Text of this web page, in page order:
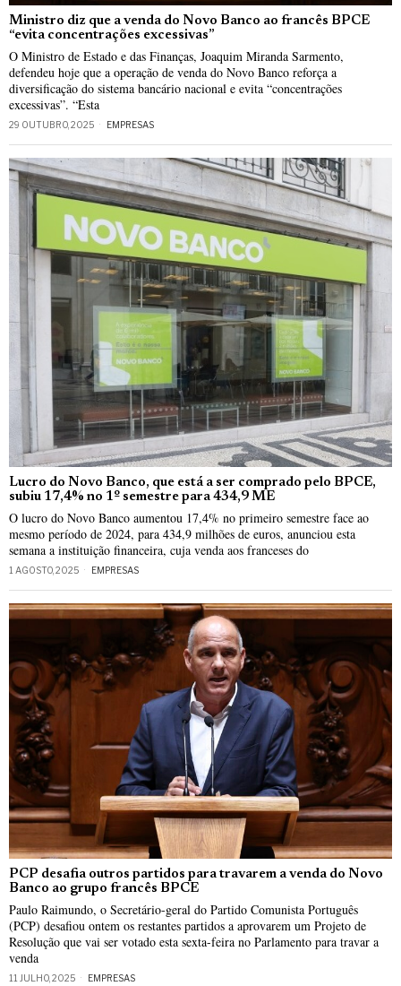
Ministro diz que a venda do Novo Banco ao francês BPCE
“evita concentrações excessivas”
O Ministro de Estado e das Finanças, Joaquim Miranda Sarmento,
defendeu hoje que a operação de venda do Novo Banco reforça a
diversificação do sistema bancário nacional e evita “concentrações
excessivas”. “Esta
29 OUTUBRO, 2025 EMPRESAS
Lucro do Novo Banco, que está a ser comprado pelo BPCE,
subiu 17,4% no 1º semestre para 434,9 ME
O lucro do Novo Banco aumentou 17,4% no primeiro semestre face ao
mesmo período de 2024, para 434,9 milhões de euros, anunciou esta
semana a instituição financeira, cuja venda aos franceses do
1 AGOSTO, 2025 EMPRESAS
PCP desafia outros partidos para travarem a venda do Novo
Banco ao grupo francês BPCE
Paulo Raimundo, o Secretário-geral do Partido Comunista Português
(PCP) desafiou ontem os restantes partidos a aprovarem um Projeto de
Resolução que vai ser votado esta sexta-feira no Parlamento para travar a
venda
11 JULHO, 2025 EMPRESAS